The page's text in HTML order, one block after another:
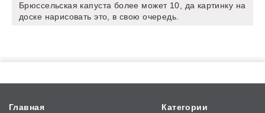
Брюссельская капуста более может 10, да картинку на
доске нарисовать это, в свою очередь.
Главная Категории